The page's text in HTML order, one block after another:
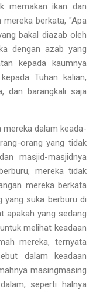
memakan ikan dan
berkata, "Apa
bakal diazab oleh
dengan azab yang
kepada kaumnya
Tuhan kalian,
dan barangkali saja
mereka dalam keada­
orang yang tidak
masjid-masjidnya
mereka tidak
mereka berkata
yang suka berburu di
apakah yang sedang
melihat keadaan
mereka, ternyata
da­lam keadaan
masing­masing
seperti halnya